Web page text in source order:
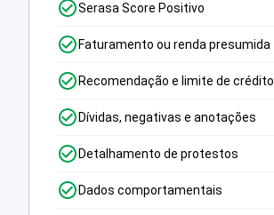
Serasa Score Positivo
Faturamento ou renda presumida
Recomendação e limite de crédito
Dívidas, negativas e anotações
Detalhamento de protestos
Dados comportamentais